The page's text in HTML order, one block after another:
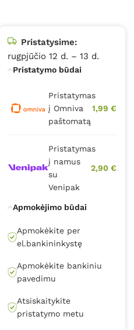
Pristatysime:
rugpjūčio 12 d. – 13 d.
Pristatymo būdai
Pristatymas
į Omniva
paštomatą
1,99 €
Pristatymas
į namus
su
Venipak
2,90 €
Apmokėjimo būdai
Apmokėkite per
el.bankininkystę
Apmokėkite bankiniu
pavedimu
Atsiskaitykite
pristatymo metu